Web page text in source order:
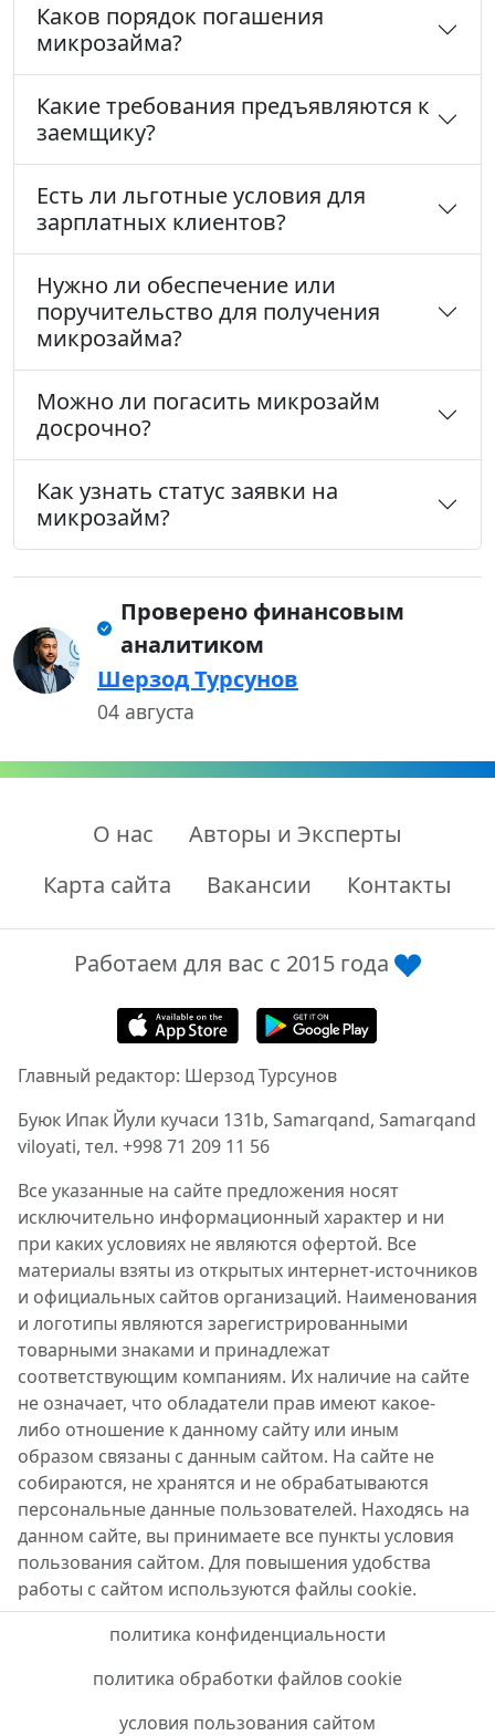
Каков порядок погашения
микрозайма?
Какие требования предъявляются к
заемщику?
Есть ли льготные условия для
зарплатных клиентов?
Нужно ли обеспечение или
поручительство для получения
микрозайма?
Можно ли погасить микрозайм
досрочно?
Как узнать статус заявки на
микрозайм?
Проверено финансовым
аналитиком
Шерзод Турсунов
04 августа
О нас
Авторы и Эксперты
Карта сайта
Вакансии Контакты
Работаем для вас с 2015 года
Главный редактор: Шерзод Турсунов
Буюк Ипак Йули кучаси 131b, Samarqand, Samarqand
viloyati, тел. +998 71 209 11 56
Все указанные на сайте предложения носят
исключительно информационный характер и ни
при каких условиях не являются офертой. Все
материалы взяты из открытых интернет-источников
и официальных сайтов организаций. Наименования
и логотипы являются зарегистрированными
товарными знаками и принадлежат
соответствующим компаниям. Их наличие на сайте
не означает, что обладатели прав имеют какое-
либо отношение к данному сайту или иным
образом связаны с данным сайтом. На сайте не
собираются, не хранятся и не обрабатываются
персональные данные пользователей. Находясь на
данном сайте, вы принимаете все пункты условия
пользования сайтом. Для повышения удобства
работы с сайтом используются файлы cookie.
политика конфиденциальности
политика обработки файлов cookie
условия пользования сайтом